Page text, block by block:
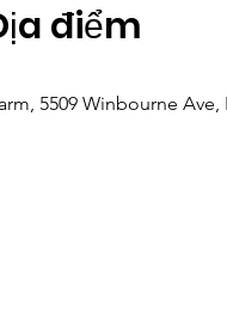
điểm
5509 Winbourne Ave,